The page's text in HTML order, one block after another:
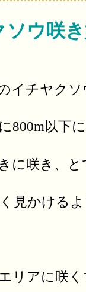
ウ咲き
イチヤク
800m以下に
に咲き、
見かける
リアに咲